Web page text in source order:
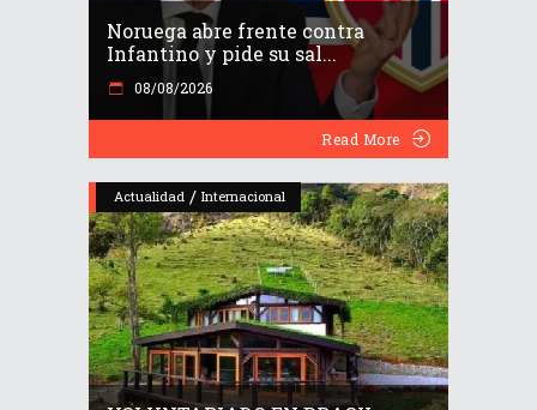
Noruega abre frente contra
Infantino y pide su sal...
08/08/2026
Read More
Actualidad / Internacional